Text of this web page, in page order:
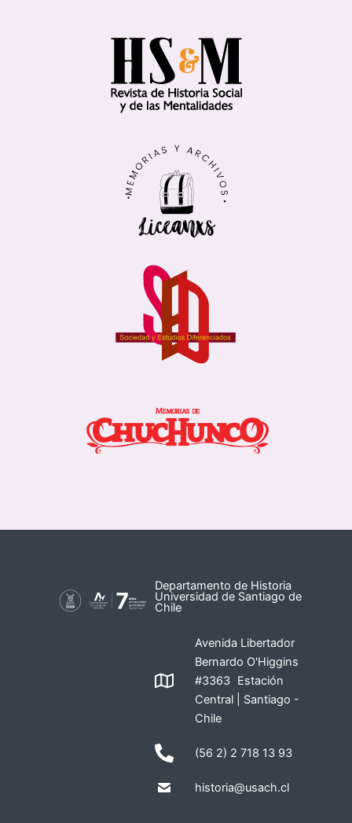
Departamento de Historia
Universidad de Santiago de
Chile
Avenida Libertador
Bernardo O'Higgins
#3363 Estación
Central | Santiago -
Chile
(56 2) 2 718 13 93
historia@usach.cl